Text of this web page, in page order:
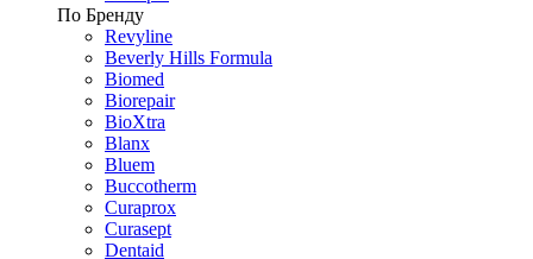
По Бренду
Revyline
Beverly Hills Formula
Biomed
Biorepair
BioXtra
Blanx
Bluem
Buccotherm
Curaprox
Curasept
Dentaid